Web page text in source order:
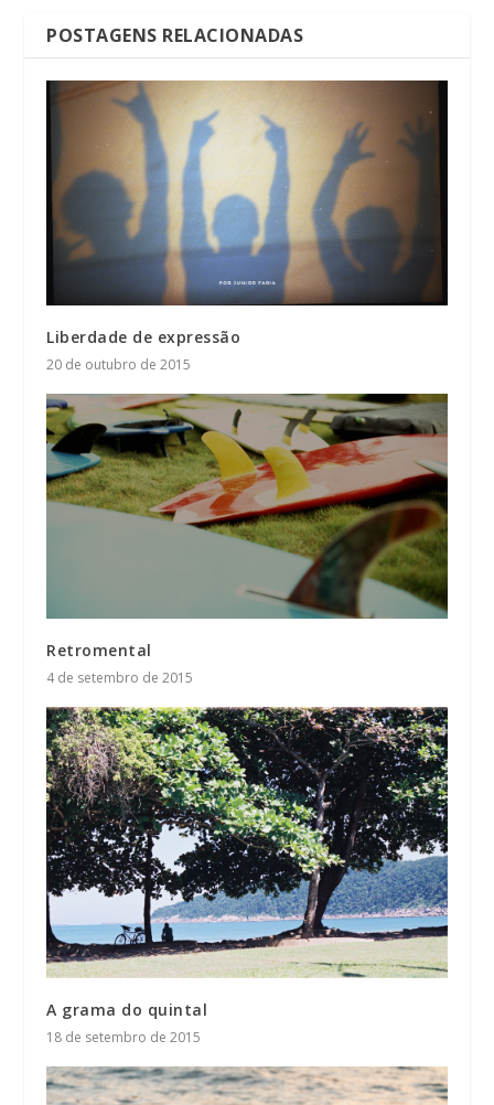
POSTAGENS RELACIONADAS
Liberdade de expressão
20 de outubro de 2015
Retromental
4 de setembro de 2015
A grama do quintal
18 de setembro de 2015